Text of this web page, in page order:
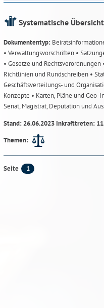
Systematische Übersicht
Dokumententyp:
• Verwaltungsvorschriften •
• Gesetze und Rechtsverordnungen
Richtlinien und Rundschreiben •
Geschäftsverteilungs- und
Konzepte • Karten, Pläne und Geo-
Senat, Magistrat, Deputation und
Stand: 26.06.2023 Inkrafttreten:
Themen:
Seite 1